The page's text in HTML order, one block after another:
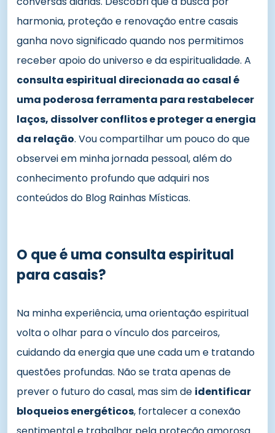
harmonia, proteção e renovação entre casais
ganha novo significado quando nos permitimos
receber apoio do universo e da espiritualidade. A
consulta espiritual direcionada ao casal é
uma poderosa ferramenta para restabelecer
laços, dissolver conflitos e proteger a energia
da relação. Vou compartilhar um pouco do que
observei em minha jornada pessoal, além do
conhecimento profundo que adquiri nos
conteúdos do Blog Rainhas Místicas.
O que é uma consulta espiritual
para casais?
Na minha experiência, uma orientação espiritual
volta o olhar para o vínculo dos parceiros,
cuidando da energia que une cada um e tratando
questões profundas. Não se trata apenas de
prever o futuro do casal, mas sim de identificar
bloqueios energéticos, fortalecer a conexão